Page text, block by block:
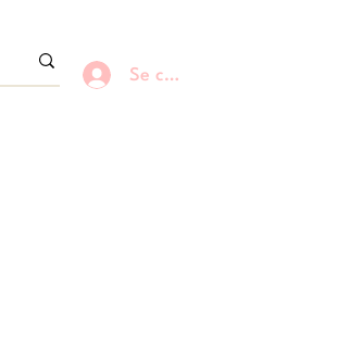
Se connecter